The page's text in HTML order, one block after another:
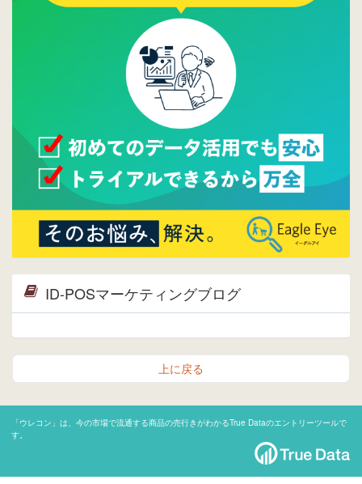
2015/09/28
ウレコンが機能拡充し、サイトリニューアル
しました。⇒
ウレコンFacebook
Facebookページを開設しました。詳細は
ら。
ウレコンサイトリリースしました。
ID-POSマーケティングブログ
上に戻る
「ウレコン」は、今の市場で流通する商品の売行きがわかるTrue Dataのエントリーツールで
す。